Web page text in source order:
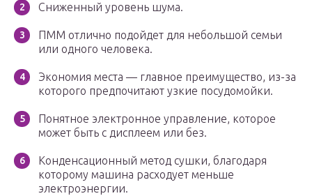
Сниженный уровень шума.
ПММ отлично подойдет для небольшой семьи
или одного человека.
Экономия места — главное преимущество, из-за
которого предпочитают узкие посудомойки.
Понятное электронное управление, которое
может быть с дисплеем или без.
Конденсационный метод сушки, благодаря
которому машина расходует меньше
электроэнергии.